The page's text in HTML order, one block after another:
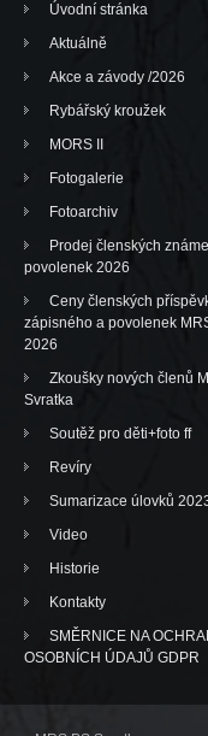
Úvodní stránka
Aktuálně
Akce a závody /2026
Rybářský kroužek
MORS II
Fotogalerie
Fotoarchiv
Prodej členských
povolenek 2026
Ceny členských
zápisného a povolenek
2026
Zkoušky nových členů
Svratka
Soutěž pro děti+foto ff
Revíry
Sumarizace úlovků
Video
Historie
Kontakty
SMĚRNICE NA
OSOBNÍCH ÚDAJŮ GDPR